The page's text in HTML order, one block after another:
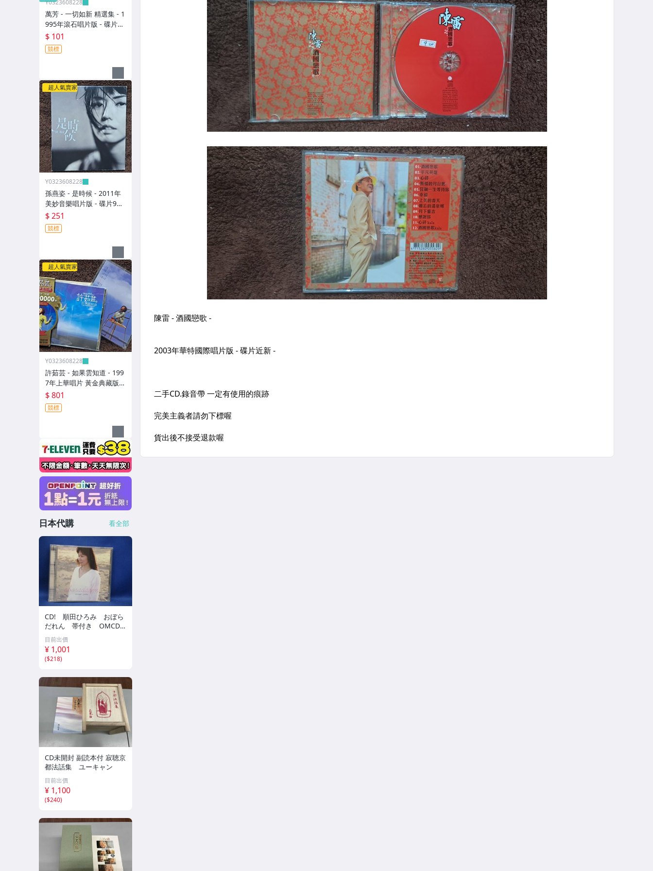
Y0323608228
萬芳 - 一切如新 精選集 - 1
995年滾石唱片版 - 碟片9
成新 附側標 - 101元起標
M2365
$ 101
競標
超人氣賣家
Y0323608228
孫燕姿 - 是時候 - 2011年
美妙音樂唱片版 - 碟片9成
$ 251
競標
超人氣賣家
Y0323608228
許茹芸 - 如果雲知道 - 199
7年上華唱片 黃金典藏版 -
碟片9成新 附外紙盒+寫真
年曆 - 801元起標 大
$ 801
競標
日本代購 看全部
CD! 順田ひろみ おぼら
だれん 帯付き OMCD-1
6 42405
目前出價
¥ 1,001
($218)
CD未開封 副読本付 寂聴京
都法話集 ユーキャン
目前出價
¥ 1,100
($240)